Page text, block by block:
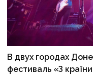
В двух городах
фестиваль «З